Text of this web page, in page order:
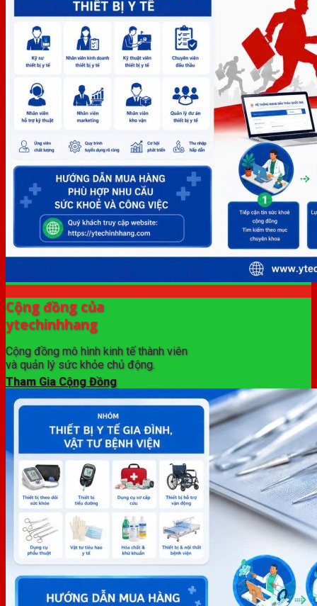
Cộng đồng của
ytechinhhang
Cộng đồng mô hình kinh tế thành viên
và quản lý sức khỏe chủ động.
Tham Gia Cộng Đồng